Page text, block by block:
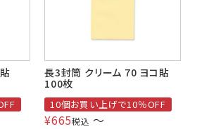
発送・包装・梱包資
材
見本帳
はがき印刷サービス
長3封筒 クリーム 70 ヨコ貼
100枚
10個お買い上げで10％OFF
¥665税込 〜